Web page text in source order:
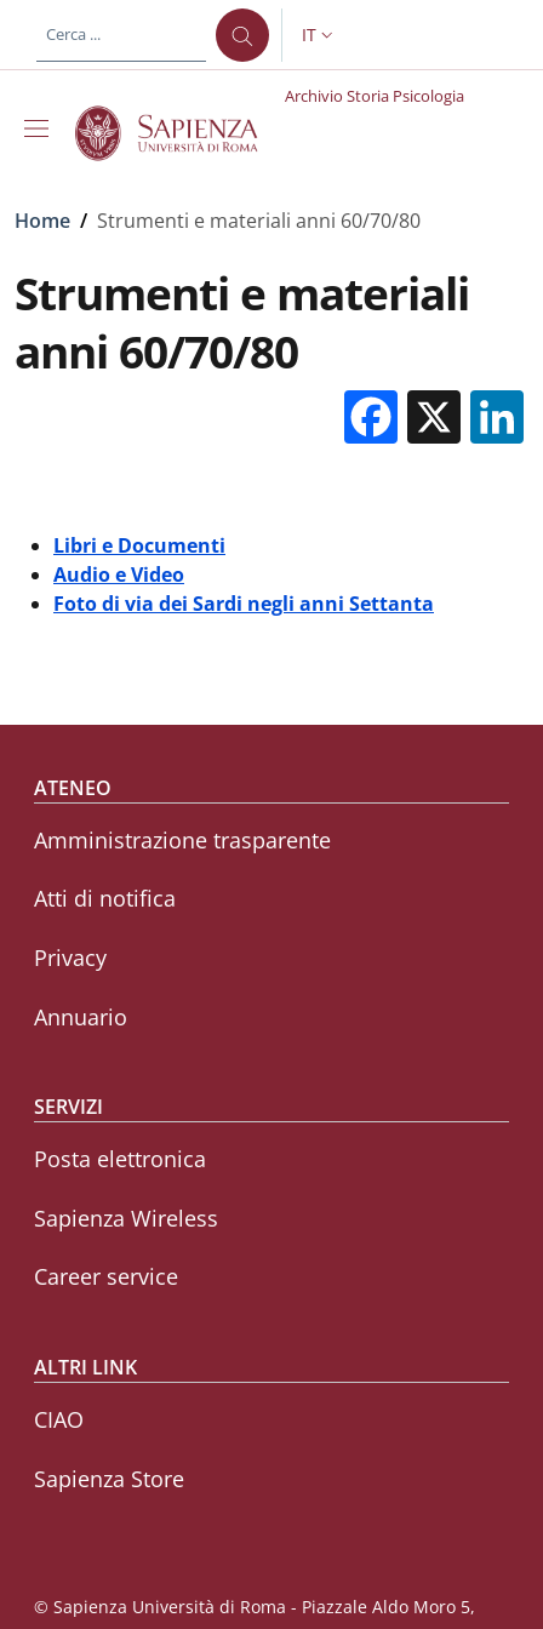
al contenuto principale
SELETTORE LINGUA:
IT
Archivio Storia Psicologia
Briciole di pane
Home / Strumenti e materiali anni 60/70/80
Strumenti e materiali
anni 60/70/80
X
Libri e Documenti
Audio e Video
Foto di via dei Sardi negli anni Settanta
Footer menu
ATENEO
Amministrazione trasparente
Atti di notifica
Privacy
Annuario
SERVIZI
Posta elettronica
Sapienza Wireless
Career service
ALTRI LINK
CIAO
Sapienza Store
© Sapienza Università di Roma - Piazzale Aldo Moro 5,